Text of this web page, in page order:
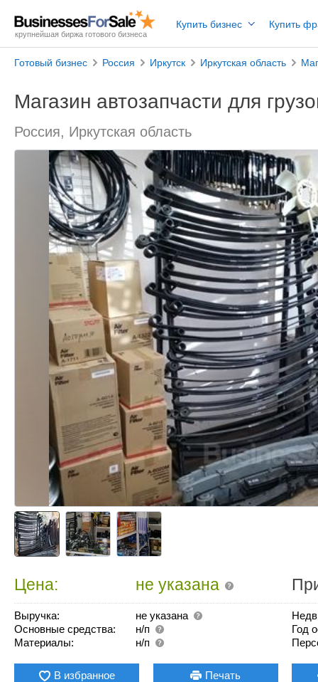
крупнейшая биржа готового бизнеса
Купить бизнес Купить
Готовый бизнес Россия Иркутск Иркутская область
Магазин автозапчасти для
Россия, Иркутская область
Цена: не указана
Выручка:
не указана
Основные средства:
н/п
Материалы:
н/п
Год
В избранное Печать